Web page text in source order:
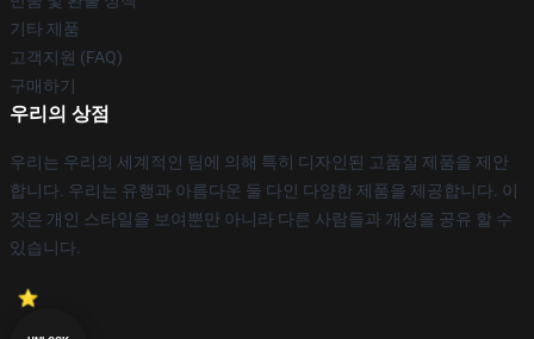
기타 제품
고객지원 (FAQ)
구매하기
우리의 상점
우리는 우리의 세계적인 팀에 의해 특히 디자인된 고품질 제품을 제안
합니다. 우리는 유행과 아름다운 둘 다인 다양한 제품을 제공합니다. 이
것은 개인 스타일을 보여뿐만 아니라 다른 사람들과 개성을 공유 할 수
있습니다.